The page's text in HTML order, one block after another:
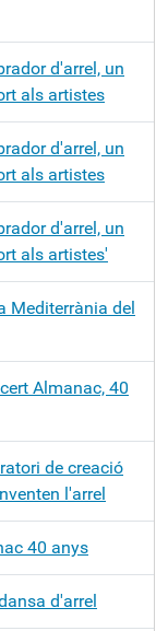
d'arrel, un
als artistes
d'arrel, un
als artistes
d'arrel, un
als artistes'
Mediterrània del
Almanac, 40
de creació
l'arrel
40 anys
d'arrel